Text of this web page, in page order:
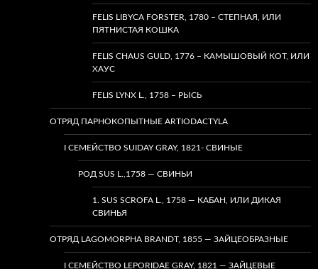
FELIS LIBYCA FORSTER, 1780 – СТЕПНАЯ, ИЛИ
ПЯТНИСТАЯ КОШКА
FELIS CHAUS GULD, 1776 – КАМЫШОВЫЙ КОТ, ИЛИ
ХАУС
FELIS LYNX L., 1758 – РЫСЬ
ОТРЯД ПАРНОКОПЫТНЫЕ ARTIODACTYLA
I СЕМЕЙСТВО SUIDAY GRAY, 1821- СВИНЫЕ
РОД SUS L.,1758 — СВИНЬИ
1. SUS SCROFA L., 1758 — КАБАН, ИЛИ ДИКАЯ
СВИНЬЯ
ОТРЯД LAGOMORPHA BRANDT, 1855 — ЗАЙЦЕОБРАЗНЫЕ
I СЕМЕЙСТВО LEPORIDAE GRAY, 1821 — ЗАЙЦЕВЫЕ